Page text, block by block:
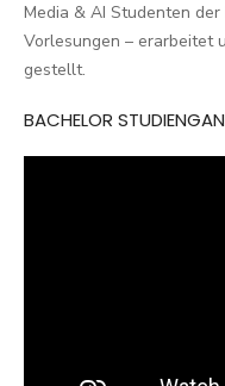
Media & AI Studenten
Vorlesungen – erarbeitet
gestellt.
BACHELOR